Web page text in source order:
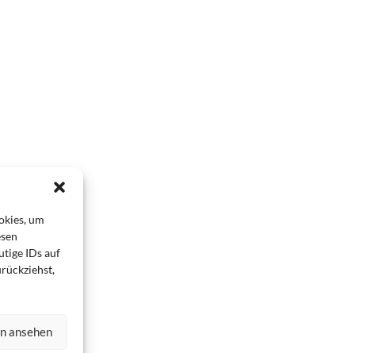
um
IDs auf
ansehen